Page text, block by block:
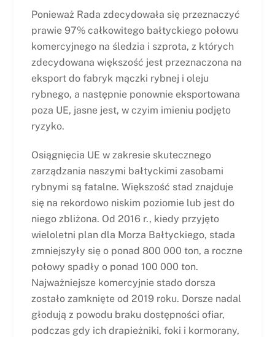
Ponieważ Rada zdecydowała się przeznaczyć
prawie 97% całkowitego bałtyckiego połowu
komercyjnego na śledzia i szprota, z których
zdecydowana większość jest przeznaczona na
eksport do fabryk mączki rybnej i oleju
rybnego, a następnie ponownie eksportowana
poza UE, jasne jest, w czyim imieniu podjęto
ryzyko.
Osiągnięcia UE w zakresie skutecznego
zarządzania naszymi bałtyckimi zasobami
rybnymi są fatalne. Większość stad znajduje
się na rekordowo niskim poziomie lub jest do
niego zbliżona. Od 2016 r., kiedy przyjęto
wieloletni plan dla Morza Bałtyckiego, stada
zmniejszyły się o ponad 800 000 ton, a roczne
połowy spadły o ponad 100 000 ton.
Najważniejsze komercyjnie stado dorsza
zostało zamknięte od 2019 roku. Dorsze nadal
głodują z powodu braku dostępności ofiar,
podczas gdy ich drapieżniki, foki i kormorany,